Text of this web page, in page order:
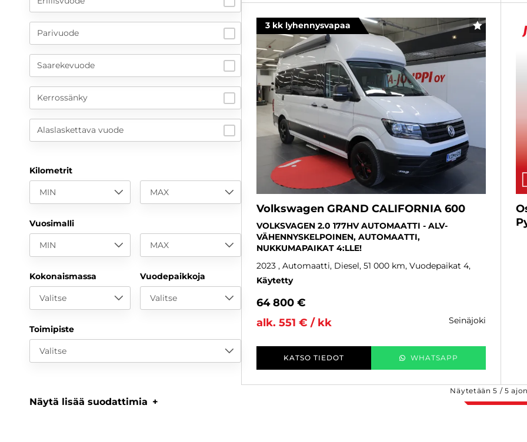
Parivuode
Saarekevuode
Kerrossänky
Alaslaskettava vuode
Kilometrit
MIN MAX
Vuosimalli
MIN MAX
Kokonaismassa
Valitse
Vuodepaikkoja
Valitse
Toimipiste
Valitse
Näytä lisää suodattimia
3 kk lyhennysvapaa SUOSIKKI
Volkswagen GRAND CALIFORNIA 600
VOLKSVAGEN 2.0 177HV AUTOMAATTI - ALV-
VÄHENNYSKELPOINEN, AUTOMAATTI,
NUKKUMAPAIKAT 4:LLE!
2023 , Automaatti, Diesel, 51 000 km, Vuodepaikat 4
Käytetty
64 800 €
alk. 551 € / kk
seinäjoki
KATSO TIEDOT WHATSAPP
Näytetään5 /5